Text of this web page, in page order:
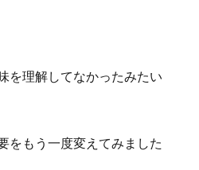
理解してなかったみたい
をもう一度変えてみました